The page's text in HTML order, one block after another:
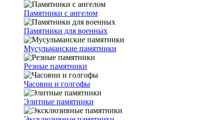
Памятники с ангелом
Памятники для военных
Мусульманские памятники
Резные памятники
Часовни и голгофы
Элитные памятники